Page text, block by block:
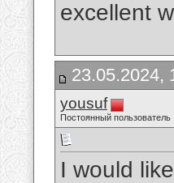
excellent
23.05.2024,
yousuf
Постоянный пользователь
I would